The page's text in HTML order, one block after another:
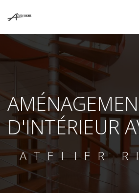
AMÉNAGEMENT
D'INTÉRIEUR
ATELIER